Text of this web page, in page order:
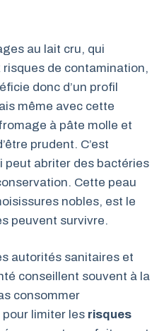
au lait cru, qui
de contamination,
donc d’un profil
même avec cette
à pâte molle et
prudent. C’est
peut abriter des bactéries
Cette peau
nobles, est le
peuvent survivre.
autorités sanitaires et
conseillent souvent à la
consommer
limiter les risques